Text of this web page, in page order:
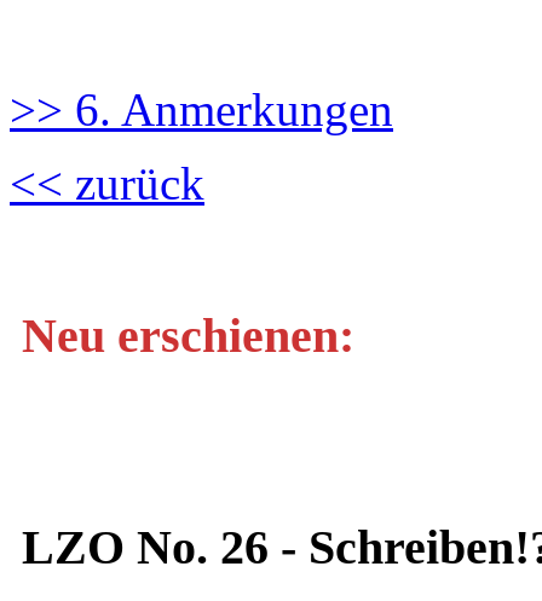
>> 6. Anmerkungen
<< zurück
Neu erschienen:
LZO No. 26 -